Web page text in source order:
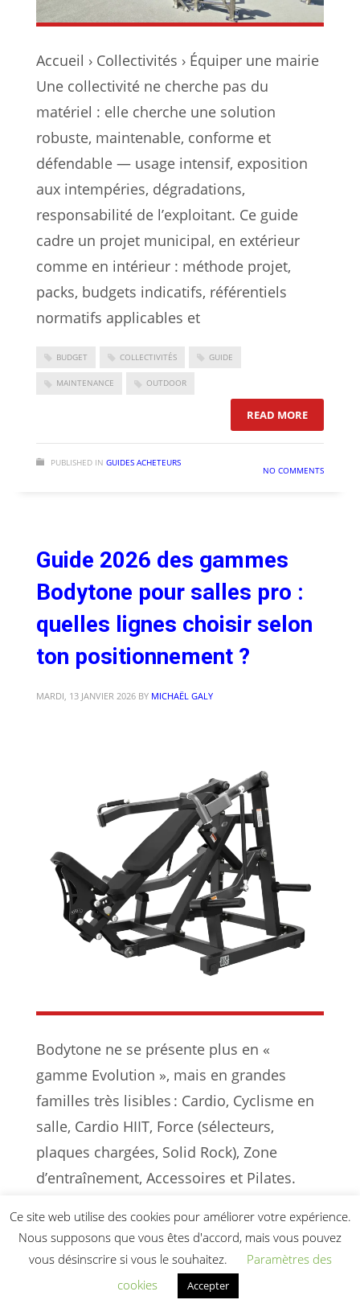
Accueil › Collectivités › Équiper une mairie
Une collectivité ne cherche pas du
matériel : elle cherche une solution
robuste, maintenable, conforme et
défendable — usage intensif, exposition
aux intempéries, dégradations,
responsabilité de l’exploitant. Ce guide
cadre un projet municipal, en extérieur
comme en intérieur : méthode projet,
packs, budgets indicatifs, référentiels
normatifs applicables et
BUDGET COLLECTIVITÉS GUIDE
MAINTENANCE OUTDOOR
READ MORE:
PUBLISHED IN GUIDES ACHETEURS
NO COMMENTS
Guide 2026 des gammes
Bodytone pour salles pro :
quelles lignes choisir selon
ton positionnement ?
MARDI, 13 JANVIER 2026 BY MICHAËL GALY
Bodytone ne se présente plus en «
gamme Evolution », mais en grandes
familles très lisibles : Cardio, Cyclisme en
salle, Cardio HIIT, Force (sélecteurs,
plaques chargées, Solid Rock), Zone
d’entraînement, Accessoires et Pilates.
les bonnes lignes dans cet écosystème, en
fonction de ton concept (indépendant,
premium, hôtel,
Ce site web utilise des cookies pour améliorer votre expérience.
Nous supposons que vous êtes d'accord, mais vous pouvez
vous désinscrire si vous le souhaitez.
Paramètres des
cookies
Accepter